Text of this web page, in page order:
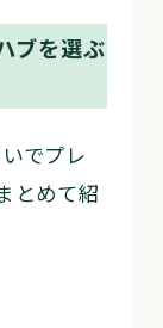
ブを選ぶ
でプレ
とめて紹